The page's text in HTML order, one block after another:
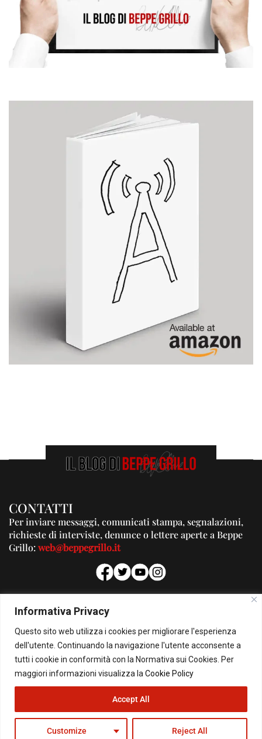
Informativa Privacy
Questo sito web utilizza i cookies per migliorare l'esperienza
dell'utente. Continuando la navigazione l'utente acconsente a
tutti i cookie in conformità con la Normativa sui Cookies. Per
maggiori informazioni visualizza la Cookie Policy
Customize Reject All
Accept All
CONTATTI
Per inviare messaggi, comunicati stampa, segnalazioni,
richieste di interviste, denunce o lettere aperte a Beppe
Grillo:web@beppegrillo.it
PUBBLICITA'
Per la tua pubblicità su questo Blog:
pubblicita@beppegrillo.it
© Copyright 2026 - Il Blog di Beppe Grillo. All Rights Reserved - Powered by
happygrafic.com